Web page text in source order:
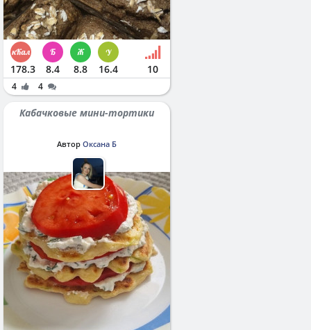
178.3 8.4 8.8 16.4 10
4 4
Кабачковые мини-тортики
Автор Оксана Б